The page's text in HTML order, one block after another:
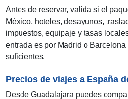
Antes de reservar, valida si el
México, hoteles, desayunos,
impuestos, equipaje y tasas
entrada es por Madrid o
suficientes.
Precios de viajes a España
Desde Guadalajara puedes